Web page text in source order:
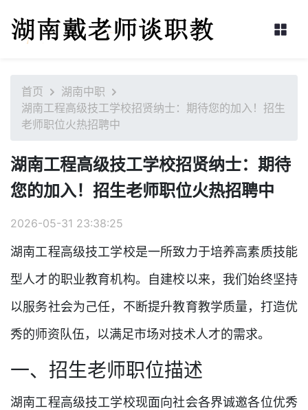
首页
湖南中职
湖南工程高级技工学校招贤纳士：期待您的加入！招生
老师职位火热招聘中
湖南工程高级技工学校招贤纳士：期待
您的加入！招生老师职位火热招聘中
2026-05-31 23:38:25
湖南工程高级技工学校是一所致力于培养高素质技能
型人才的职业教育机构。自建校以来，我们始终坚持
以服务社会为己任，不断提升教育教学质量，打造优
秀的师资队伍，以满足市场对技术人才的需求。
一、招生老师职位描述
湖南工程高级技工学校现面向社会各界诚邀各位优秀